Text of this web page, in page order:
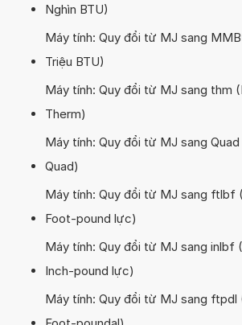
Nghìn BTU)
Máy tính: Quy đổi từ MJ sang
Triệu BTU)
Máy tính: Quy đổi từ MJ sang thm
Therm)
Máy tính: Quy đổi từ MJ sang
Quad)
Máy tính: Quy đổi từ MJ sang ftlbf
Foot-pound lực)
Máy tính: Quy đổi từ MJ sang inlbf
Inch-pound lực)
Máy tính: Quy đổi từ MJ sang ftpdl